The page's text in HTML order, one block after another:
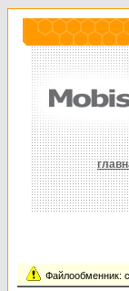
Файлообменник: